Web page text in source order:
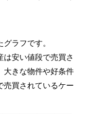
ラフです。
安い値段で売買さ
大きな物件や好条件
買されているケー